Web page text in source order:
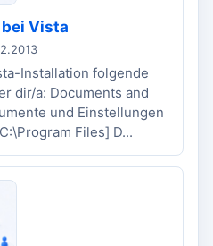
Vista
Installation folgende
dir/a: Documents and
und Einstellungen
Files] D...